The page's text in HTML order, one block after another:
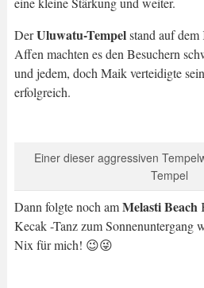
DerUluwatu-Tempelstand auf
Affen machten es den Besuchern
und jedem, doch Maik verteidigte
erfolgreich.
Einer dieser aggressiven
Tempel
Dann folgte noch amMelasti Beach
Kecak -Tanz zum
Nix für mich! 😉😜